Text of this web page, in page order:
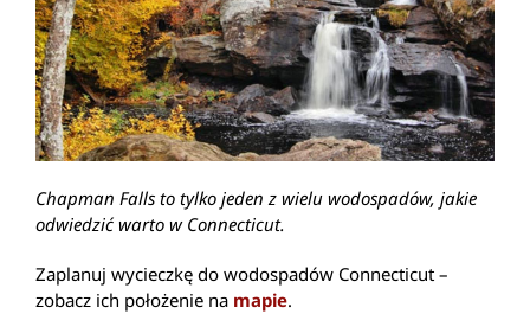
Chapman Falls to tylko jeden z wielu wodospadów, jakie
odwiedzić warto w Connecticut.
Zaplanuj wycieczkę do wodospadów Connecticut –
zobacz ich położenie na mapie.